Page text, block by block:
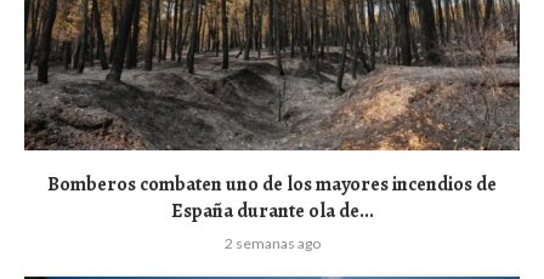
Bomberos combaten uno de los mayores incendios de
España durante ola de...
2 semanas ago